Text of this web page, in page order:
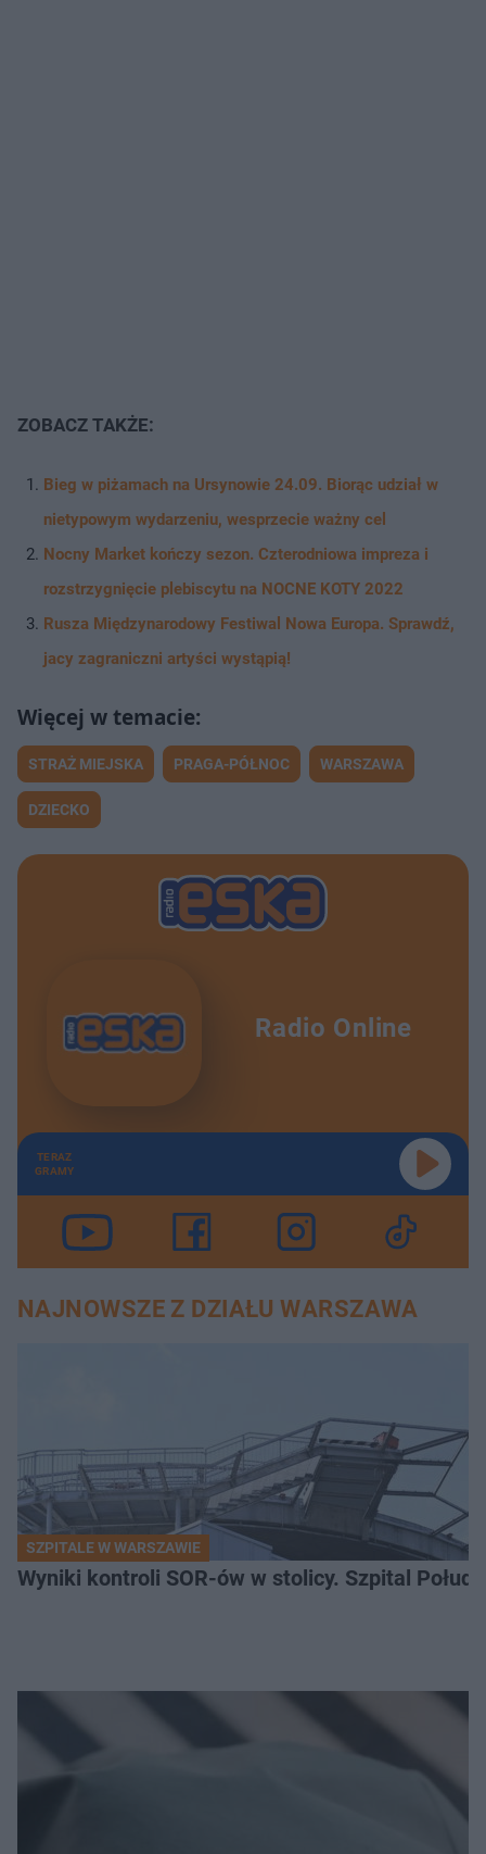
ZOBACZ TAKŻE:
Bieg w piżamach na Ursynowie 24.09. Biorąc udział w
nietypowym wydarzeniu, wesprzecie ważny cel
Nocny Market kończy sezon. Czterodniowa impreza i
rozstrzygnięcie plebiscytu na NOCNE KOTY 2022
Rusza Międzynarodowy Festiwal Nowa Europa. Sprawdź,
jacy zagraniczni artyści wystąpią!
STRAŻ MIEJSKA PRAGA-PÓŁNOC WARSZAWA
DZIECKO
Radio Online
TERAZ
GRAMY
NAJNOWSZE Z DZIAŁU WARSZAWA
SZPITALE W WARSZAWIE
Wyniki kontroli SOR-ów w stolicy. Szpital